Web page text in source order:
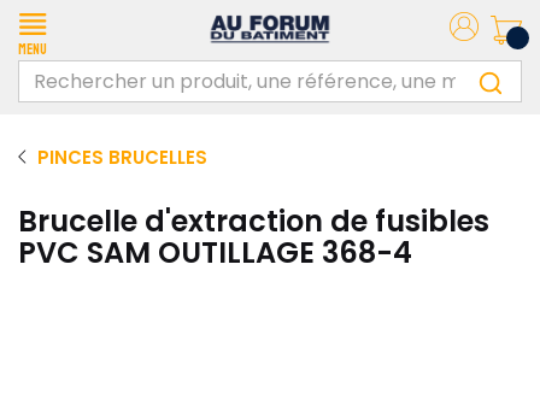
Menu
PINCES BRUCELLES
Brucelle d'extraction de fusibles
PVC SAM OUTILLAGE 368-4